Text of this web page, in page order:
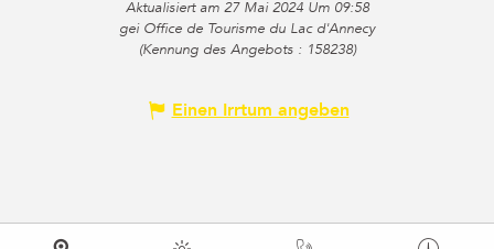
Aktualisiert am 27 Mai 2024 Um 09:58
gei Office de Tourisme du Lac d'Annecy
(Kennung des Angebots : 158238)
Einen Irrtum angeben